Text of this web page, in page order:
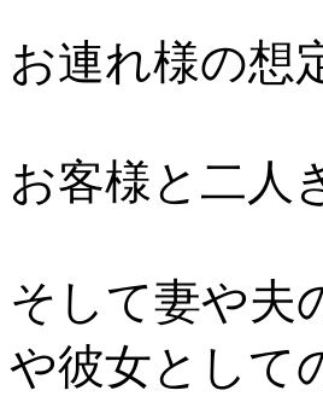
お連れ様の想
お客様と二人
そして妻や夫
や彼女として